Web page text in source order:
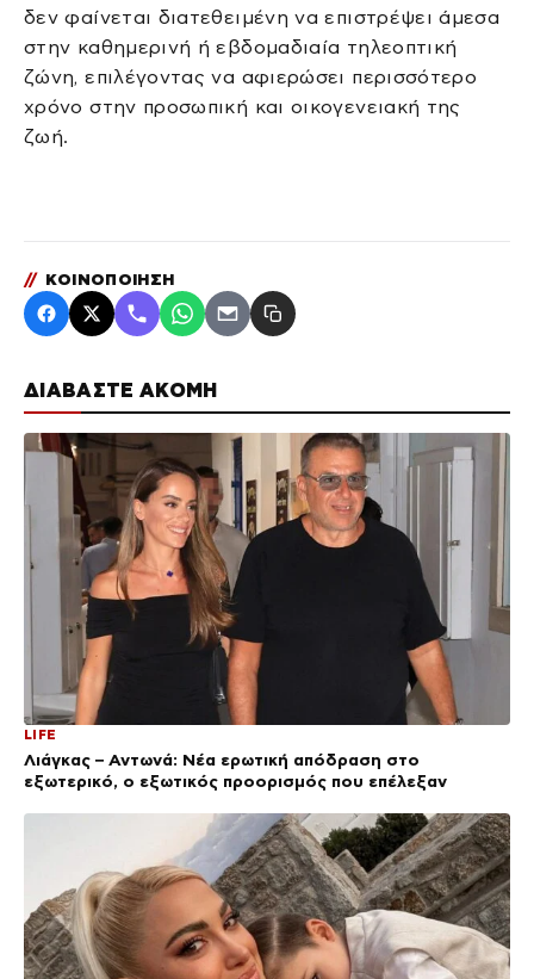
ΔΙΑΒΑΣΤΕ ΑΚΟΜΗ
LIFE
Λιάγκας – Αντωνά: Νέα ερωτική απόδραση στο
εξωτερικό, ο εξωτικός προορισμός που επέλεξαν
δεν φαίνεται διατεθειμένη να επιστρέψει άμεσα
στην καθημερινή ή εβδομαδιαία τηλεοπτική
ζώνη, επιλέγοντας να αφιερώσει περισσότερο
χρόνο στην προσωπική και οικογενειακή της
ζωή.
// ΚΟΙΝΟΠΟΙΗΣΗ